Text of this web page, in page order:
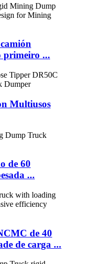
primeiro ...
Multiusos
de 60
...
de 40
de carga ...